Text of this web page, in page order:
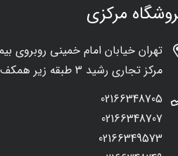
مرکزی
تهران خیابان امام خمینی روبروی
مرکز تجاری رشید 3 طبقه زیر همکف پلاک 12
02166348705
02166348707
02166349573